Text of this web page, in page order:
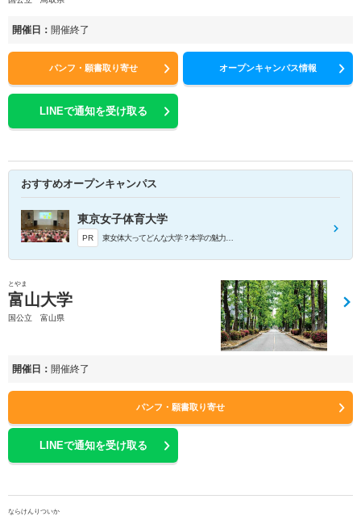
開催日： 開催終了
パンフ・願書取り寄せ オープンキャンパス情報
LINEで通知を受け取る
おすすめオープンキャンパス
東京女子体育大学
PR 東女体大ってどんな大学？本学の魅力をわかりやすくお伝えします。
とやま
富山大学
国公立 富山県
開催日： 開催終了
パンフ・願書取り寄せ
LINEで通知を受け取る
ならけんりついか